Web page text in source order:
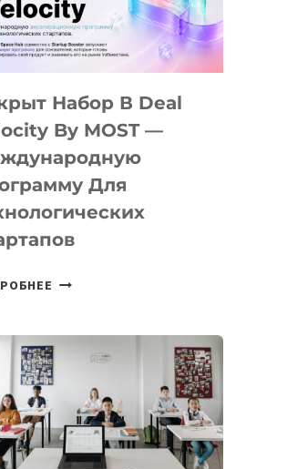
YOUTH
CAMP
ДАЛ
ПОДРОСТКАМ
БИЛЕТ
IT-
ПРЕДПРИНИМАТЕЛЬСТВО
Набор В Deal
By MOST —
Для
ОТКРЫТ
DEAL
VELOCITY
MOST
—
МЕЖДУНАРОДНУЮ